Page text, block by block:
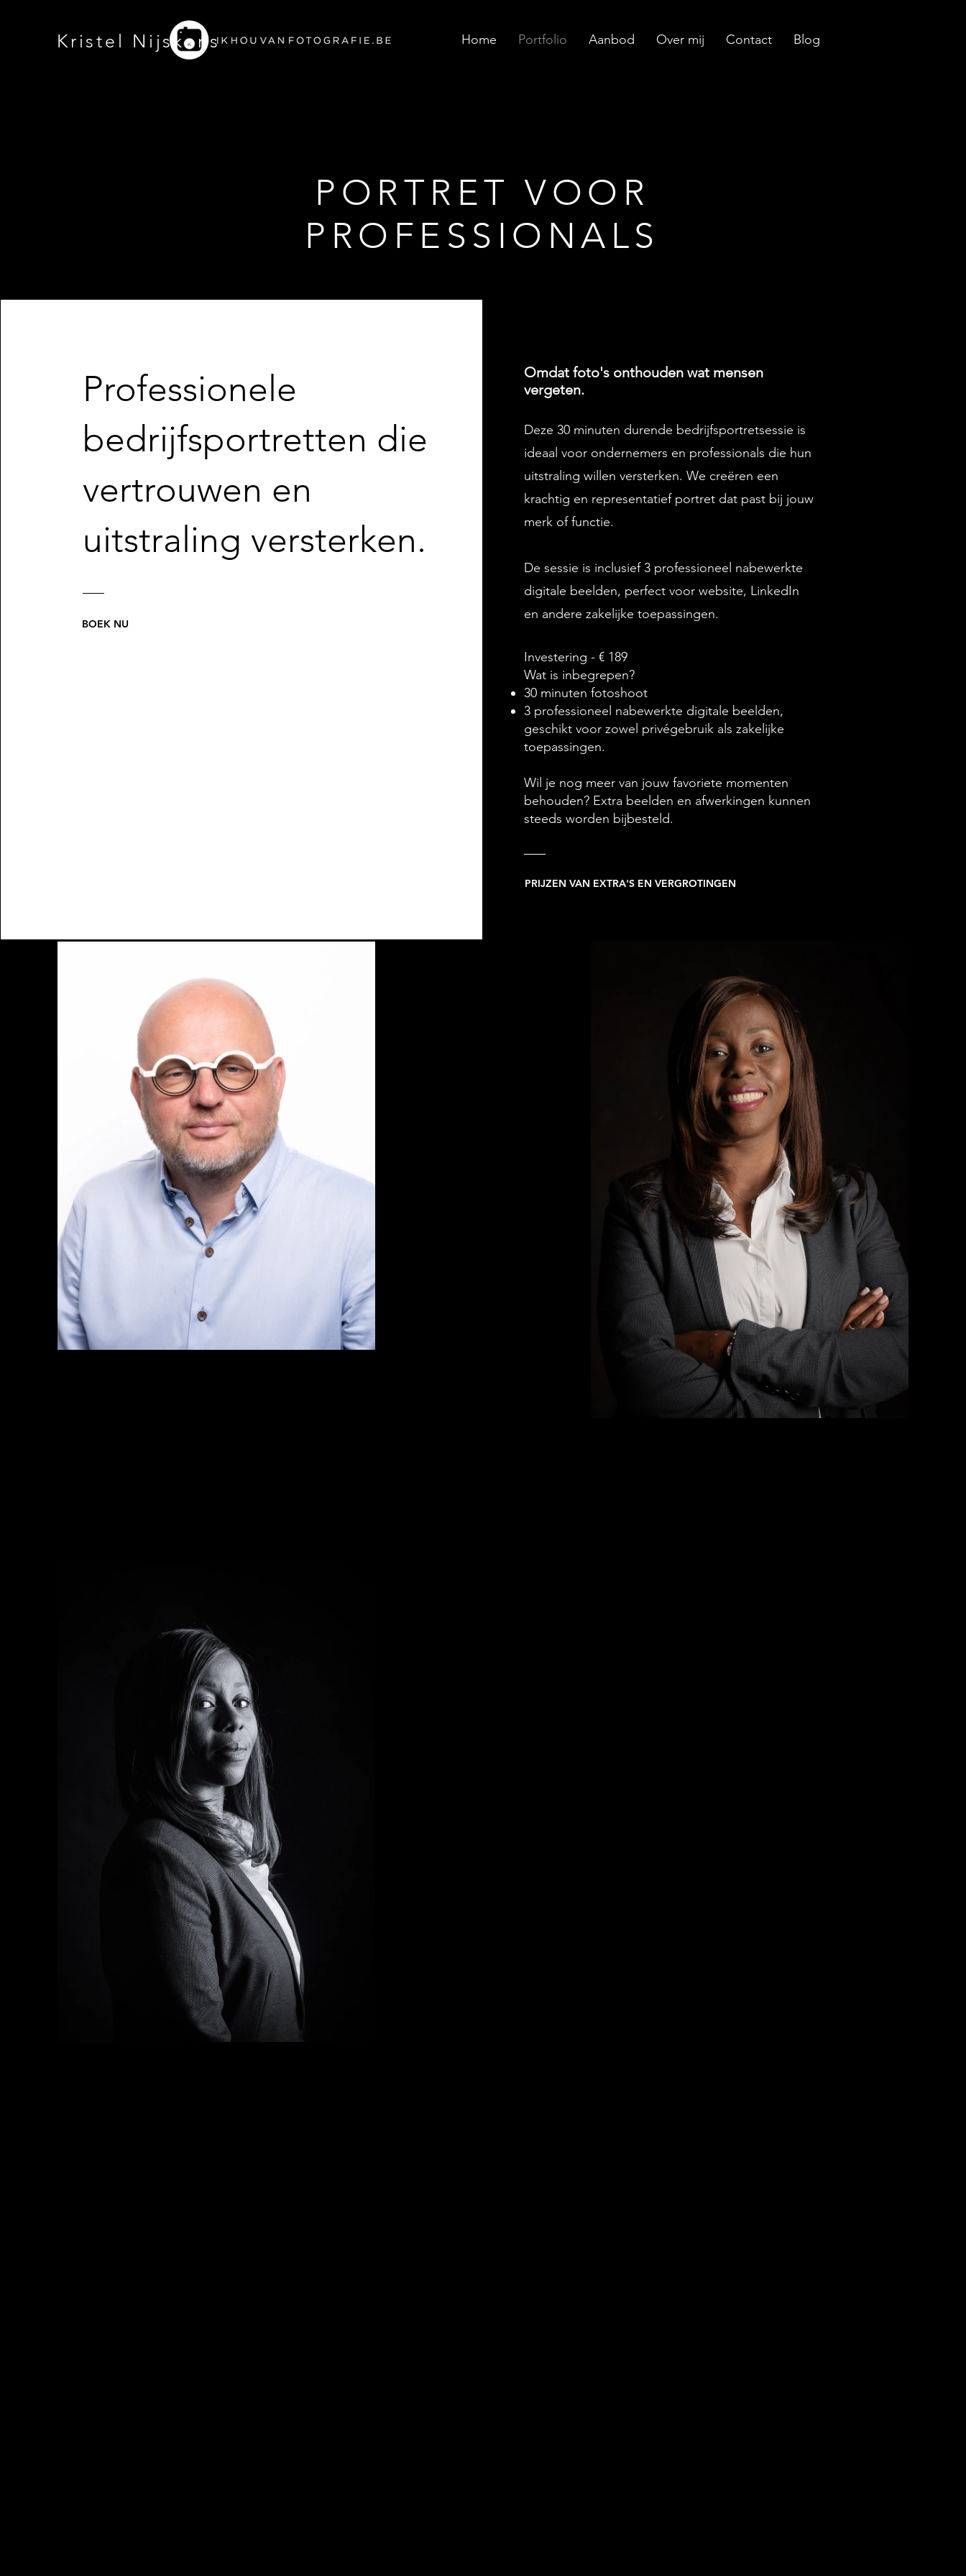
Kristel Nijskens Home Portfolio Aanbod Over mij Contact Blog
PORTRET VOOR
PROFESSIONALS
Professionele
bedrijfsportretten die
vertrouwen en
uitstraling versterken.
BOEK NU
Omdat foto's onthouden wat mensen
vergeten.
Deze 30 minuten durende bedrijfsportretsessie is
ideaal voor ondernemers en professionals die hun
uitstraling willen versterken. We creëren een
krachtig en representatief portret dat past bij jouw
merk of functie.
De sessie is inclusief 3 professioneel nabewerkte
digitale beelden, perfect voor website, LinkedIn
en andere zakelijke toepassingen.
Investering - € 189
Wat is inbegrepen?
30 minuten fotoshoot
3 professioneel nabewerkte digitale beelden,
geschikt voor zowel privégebruik als zakelijke
toepassingen.
Wil je nog meer van jouw favoriete momenten
behouden? Extra beelden en afwerkingen kunnen
steeds worden bijbesteld.
PRIJZEN VAN EXTRA'S EN VERGROTINGEN